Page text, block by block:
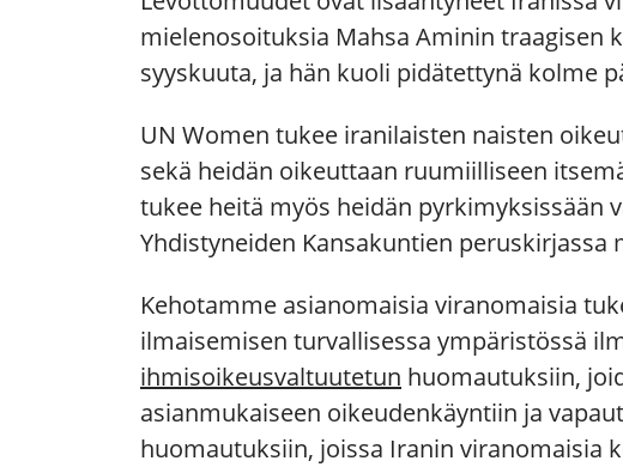
mielenosoituksia Mahsa Aminin traagisen
syyskuuta, ja hän kuoli pidätettynä kolme
UN Women tukee iranilaisten naisten
sekä heidän oikeuttaan ruumiilliseen
tukee heitä myös heidän pyrkimyksissään
Yhdistyneiden Kansakuntien
Kehotamme asianomaisia viranomaisia
ilmaisemisen turvallisessa ympäristössä
ihmisoikeusvaltuutetun huomautuksiin,
asianmukaiseen oikeudenkäyntiin ja
huomautuksiin, joissa Iranin viranomaisia